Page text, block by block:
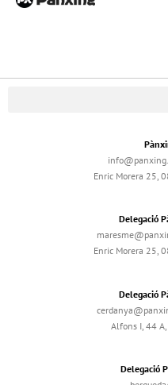
Enric Morera 25,
Delegació
Enric Morera 25,
Delegació
Alfons I, 44
Delegació